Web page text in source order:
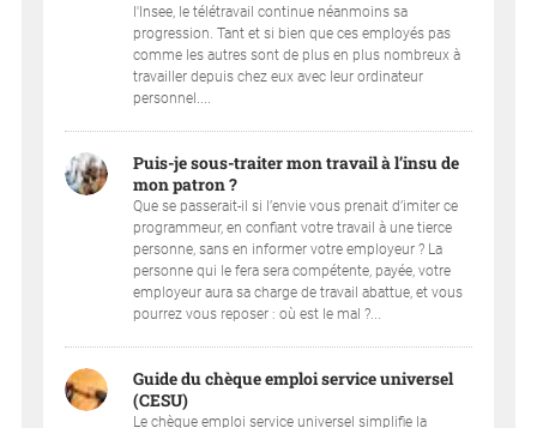
l'Insee, le télétravail continue néanmoins sa
progression. Tant et si bien que ces employés pas
comme les autres sont de plus en plus nombreux à
travailler depuis chez eux avec leur ordinateur
personnel....
Puis-je sous-traiter mon travail à l’insu de
mon patron ?
Que se passerait-il si l’envie vous prenait d’imiter ce
programmeur, en confiant votre travail à une tierce
personne, sans en informer votre employeur ? La
personne qui le fera sera compétente, payée, votre
employeur aura sa charge de travail abattue, et vous
pourrez vous reposer : où est le mal ?...
Guide du chèque emploi service universel
(CESU)
Le chèque emploi service universel simplifie la